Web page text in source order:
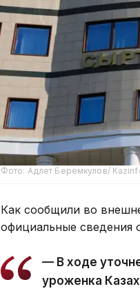
Фото: Адлет Беремкулов/
Как сообщили во
официальные сведения
— В ходе
уроженка